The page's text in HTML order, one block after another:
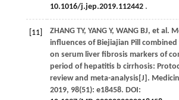
10.1016/j.jep.2019.112442.
[11] ZHANG TY, YANG Y, WANG BJ, et al .
influences of Biejiajian Pill
on serum liver fibrosis markers of
period of hepatitis b cirrhosis:
review and meta-analysis[J].
2019, 98(51): e18458. DOI: